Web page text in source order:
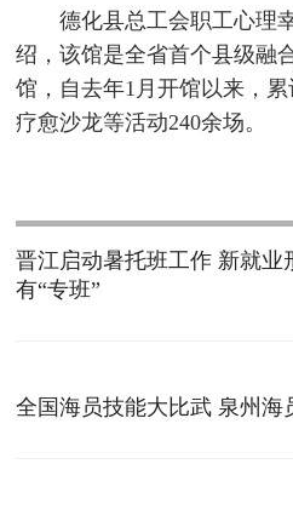
德化县总工会职工心理
绍，该馆是全省首个县级融
馆，自去年1月开馆以来，
疗愈沙龙等活动240余场。
晋江启动暑托班工作 新就业
有“专班”
全国海员技能大比武 泉州海